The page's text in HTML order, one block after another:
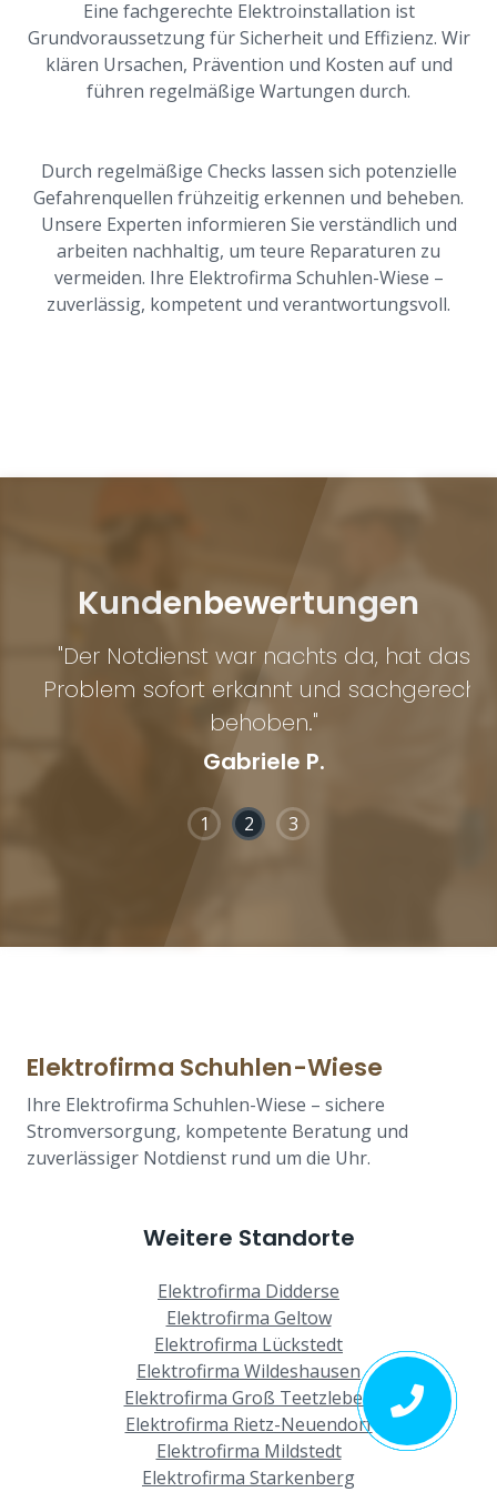
Eine fachgerechte Elektroinstallation ist
Grundvoraussetzung für Sicherheit und Effizienz. Wir
klären Ursachen, Prävention und Kosten auf und
führen regelmäßige Wartungen durch.
Durch regelmäßige Checks lassen sich potenzielle
Gefahrenquellen frühzeitig erkennen und beheben.
Unsere Experten informieren Sie verständlich und
arbeiten nachhaltig, um teure Reparaturen zu
vermeiden. Ihre Elektrofirma Schuhlen-Wiese –
zuverlässig, kompetent und verantwortungsvoll.
Kundenbewertungen
"Der Notdienst war nachts da, hat das
Problem sofort erkannt und sachgerecht
behoben."
Gabriele P.
1 2 3
Elektrofirma Schuhlen-Wiese
Ihre Elektrofirma Schuhlen-Wiese – sichere
Stromversorgung, kompetente Beratung und
zuverlässiger Notdienst rund um die Uhr.
Weitere Standorte
Elektrofirma Didderse
Elektrofirma Geltow
Elektrofirma Lückstedt
Elektrofirma Wildeshausen
Elektrofirma Groß Teetzleben
Elektrofirma Rietz-Neuendorf
Elektrofirma Mildstedt
Elektrofirma Starkenberg